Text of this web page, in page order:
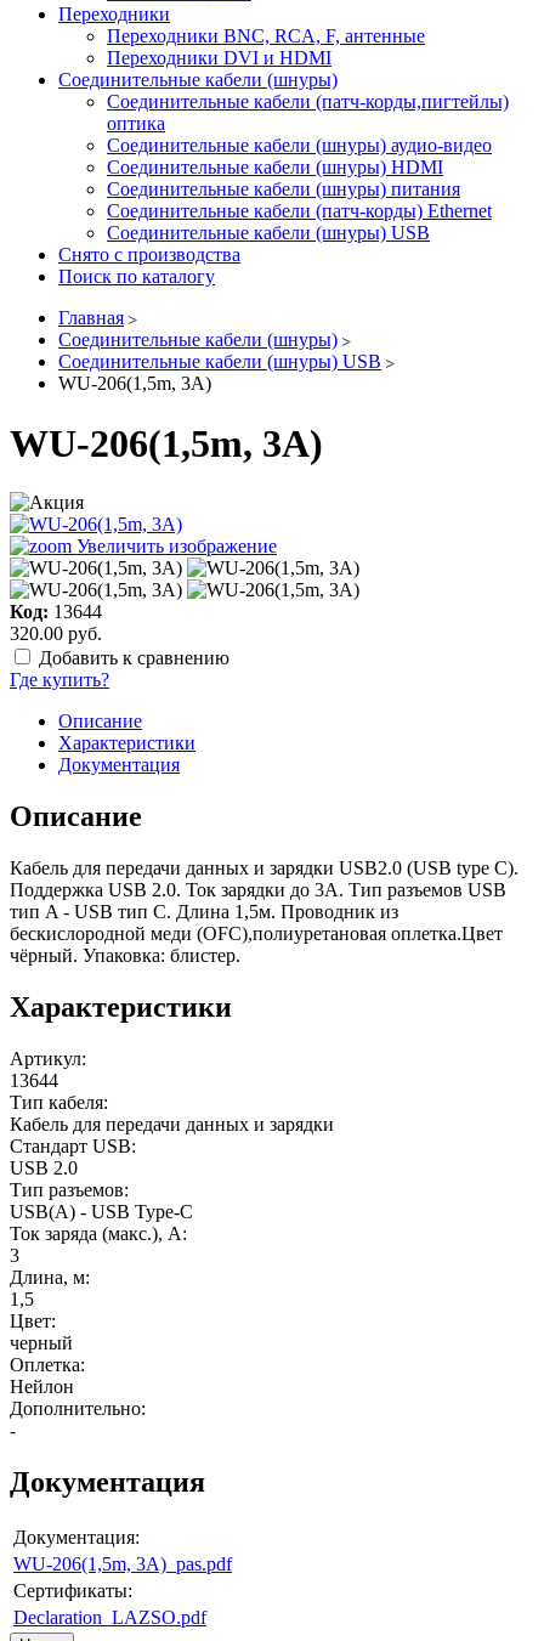
Переходники
Переходники BNC, RCA, F, антенные
Переходники DVI и HDMI
Соединительные кабели (шнуры)
Соединительные кабели (патч-корды,пигтейлы)
оптика
Соединительные кабели (шнуры) аудио-видео
Соединительные кабели (шнуры) HDMI
Соединительные кабели (шнуры) питания
Соединительные кабели (патч-корды) Ethernet
Соединительные кабели (шнуры) USB
Снято с производства
Поиск по каталогу
Главная
Соединительные кабели (шнуры)
Соединительные кабели (шнуры) USB
WU-206(1,5m, 3А)
WU-206(1,5m, 3А)
Увеличить изображение
Код: 13644
320.00 руб.
Добавить к сравнению
Где купить?
Описание
Характеристики
Документация
Описание
Кабель для передачи данных и зарядки USB2.0 (USB type C).
Поддержка USB 2.0. Ток зарядки до 3А. Тип разъемов USB
тип A - USB тип C. Длина 1,5м. Проводник из
бескислородной меди (OFC),полиуретановая оплетка.Цвет
чёрный. Упаковка: блистер.
Характеристики
Артикул:
13644
Тип кабеля:
Кабель для передачи данных и зарядки
Стандарт USB:
USB 2.0
Тип разъемов:
USB(A) - USB Type-C
Ток заряда (макс.), А:
3
Длина, м:
1,5
Цвет:
черный
Оплетка:
Нейлон
Дополнительно:
-
Документация
Документация:
WU-206(1,5m, 3A)_pas.pdf
Сертификаты:
Declaration_LAZSO.pdf